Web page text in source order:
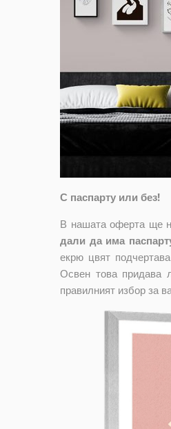
С паспарту или без!
В нашата оферта ще
дали да има
екрю цвят
Освен това придава
правилният избор за